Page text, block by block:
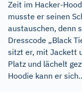
Zeit im Hacker-
musste er seinen
austauschen, denn
Dresscode „Black
sitzt er, mit Jackett
Platz und lächelt
Hoodie kann er